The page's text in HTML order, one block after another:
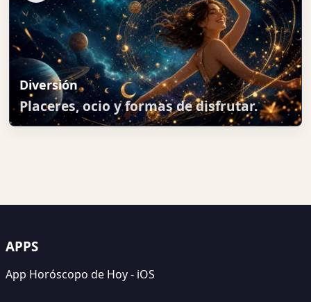
Diversión
Placeres, ocio y formas de disfrutar.
APPS
App Horóscopo de Hoy - iOS